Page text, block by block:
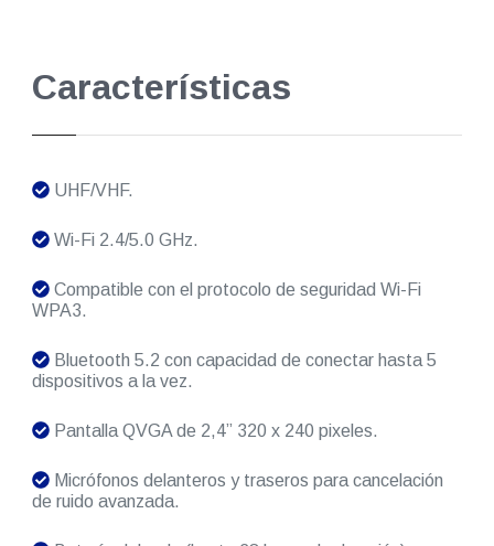
Características
UHF/VHF.
Wi-Fi 2.4/5.0 GHz.
Compatible con el protocolo de seguridad Wi-Fi
WPA3.
Bluetooth 5.2 con capacidad de conectar hasta 5
dispositivos a la vez.
Pantalla QVGA de 2,4” 320 x 240 pixeles.
Micrófonos delanteros y traseros para cancelación
de ruido avanzada.